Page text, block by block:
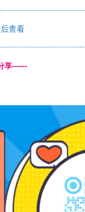
查看
享------